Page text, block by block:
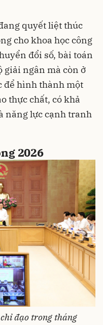
quyết liệt thúc
cho khoa học công
đổi số, bài toán
giải ngân mà còn ở
để hình thành một
thực chất, có khả
năng lực cạnh tranh
2026
đạo trong tháng